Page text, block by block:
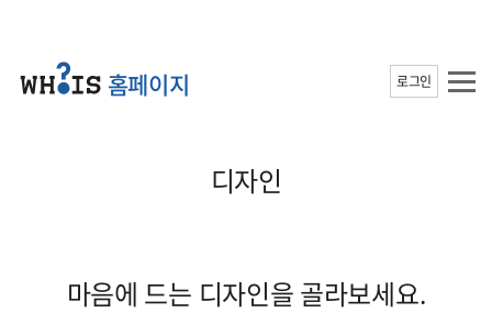
홈페이지 로그인
디자인
마음에 드는 디자인을 골라보세요.